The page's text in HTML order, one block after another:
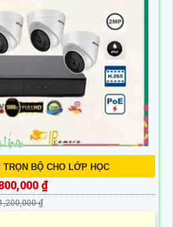
combo trọn bộ camera IP âm
trên thị trường Việt Nam đã
tiếng của An Thành Phát - đơn